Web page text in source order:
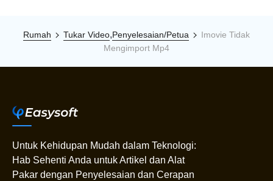
Rumah Tukar Video,Penyelesaian/Petua
Imovie Tidak
Mengimport Mp4
Untuk Kehidupan Mudah dalam Teknologi:
Hab Sehenti Anda untuk Artikel dan Alat
Pakar dengan Penyelesaian dan Cerapan